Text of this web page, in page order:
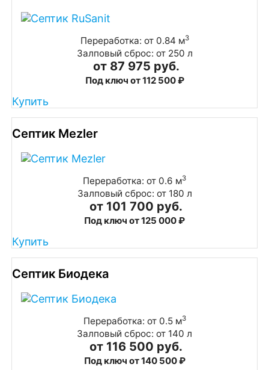
Переработка: от 0.84 м3
Залповый сброс: от 250 л
от 87 975 руб.
Под ключ от 112 500 ₽
Купить
Септик Mezler
Переработка: от 0.6 м3
Залповый сброс: от 180 л
от 101 700 руб.
Под ключ от 125 000 ₽
Купить
Септик Биодека
Переработка: от 0.5 м3
Залповый сброс: от 140 л
от 116 500 руб.
Под ключ от 140 500 ₽